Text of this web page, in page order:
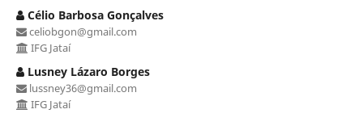
Célio Barbosa Gonçalves
celiobgon@gmail.com
IFG Jataí
Lusney Lázaro Borges
lussney36@gmail.com
IFG Jataí